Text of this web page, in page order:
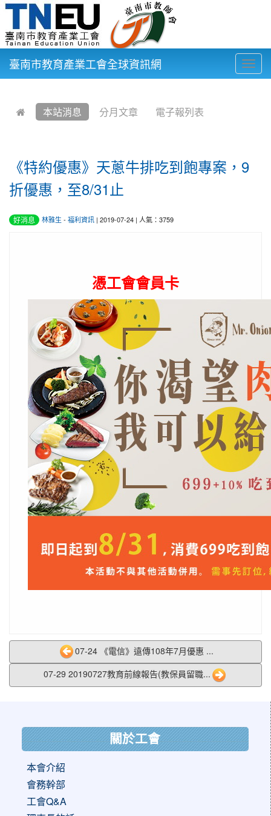
臺南市教育產業工會全球資訊網
本站消息 分月文章 電子報列表
《特約優惠》天蔥牛排吃到飽專案，9
折優惠，至8/31止
好消息 林雅生 - 福利資訊 | 2019-07-24 | 人氣：3759
憑工會會員卡
07-24 《電信》遠傳108年7月優惠 ...
07-29 20190727教育前線報告(教保員留職...
關於工會
本會介紹
會務幹部
工會Q&A